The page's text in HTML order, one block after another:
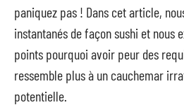
paniquez pas ! Dans cet article,
instantanés de façon sushi et nous
points pourquoi avoir peur des
ressemble plus à un cauchemar
potentielle.